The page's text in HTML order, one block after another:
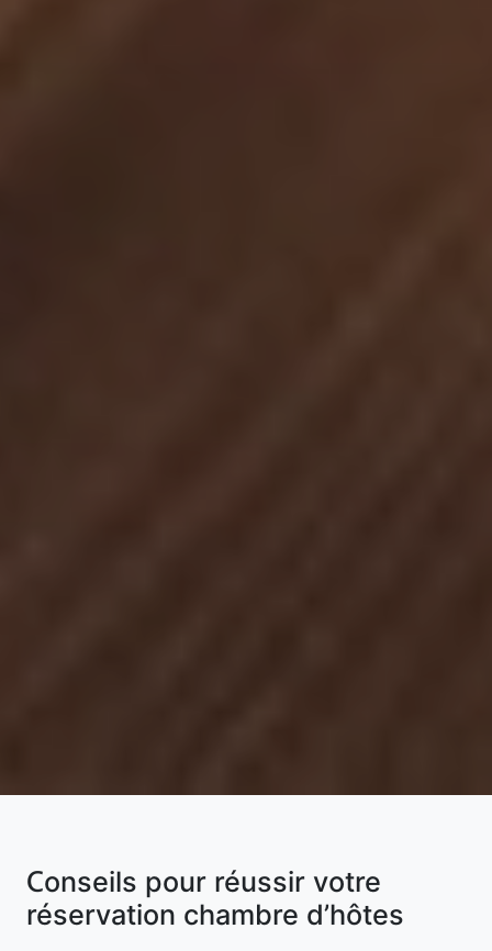
Conseils pour réussir votre
réservation chambre d’hôtes